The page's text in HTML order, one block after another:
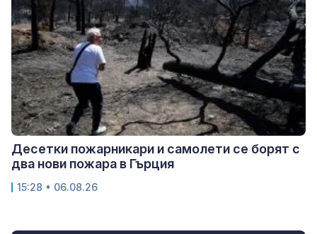
Десетки пожарникари и самолети се борят с
два нови пожара в Гърция
15:28 • 06.08.26